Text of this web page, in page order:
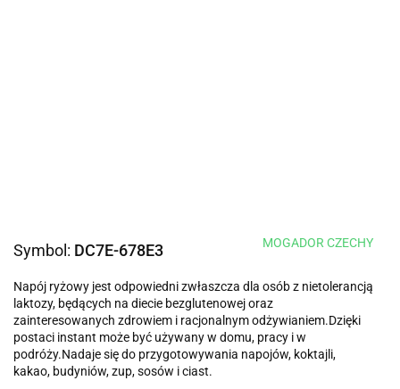
Symbol: DC7E-678E3 MOGADOR CZECHY
Napój ryżowy jest odpowiedni zwłaszcza dla osób z nietolerancją
laktozy, będących na diecie bezglutenowej oraz
zainteresowanych zdrowiem i racjonalnym odżywianiem.Dzięki
postaci instant może być używany w domu, pracy i w
podróży.Nadaje się do przygotowywania napojów, koktajli,
kakao, budyniów, zup, sosów i ciast.